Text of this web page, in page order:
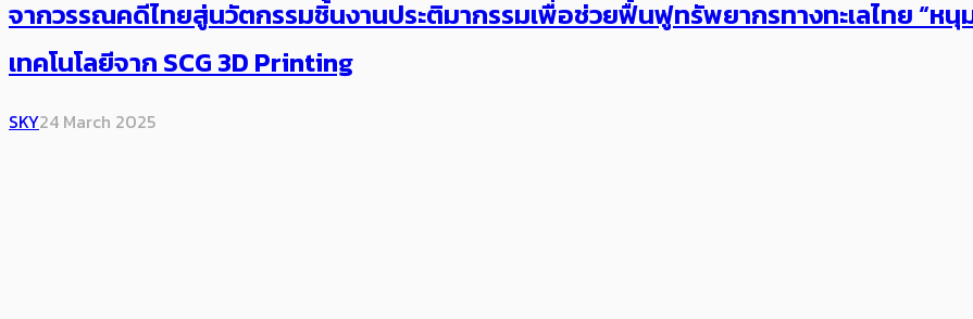
จากวรรณคดีไทยสู่นวัตกรรมชิ้นงานประติมากรรมเพื่อช่วยฟื้นฟูทรัพยากรทางทะเลไทย “หนุ
เทคโนโลยีจาก SCG 3D Printing
SKY24 March 2025